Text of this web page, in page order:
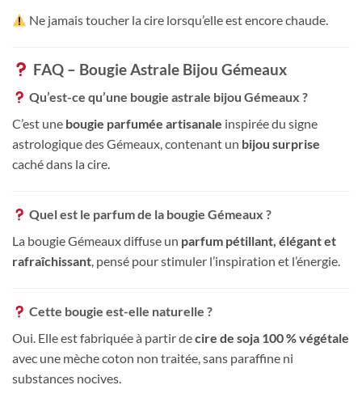
Ne jamais toucher la cire lorsqu’elle est encore chaude.
FAQ – Bougie Astrale Bijou Gémeaux
Qu’est-ce qu’une bougie astrale bijou Gémeaux ?
C’est une bougie parfumée artisanale inspirée du signe
astrologique des Gémeaux, contenant un bijou surprise
caché dans la cire.
Quel est le parfum de la bougie Gémeaux ?
La bougie Gémeaux diffuse un parfum pétillant, élégant et
rafraîchissant, pensé pour stimuler l’inspiration et l’énergie.
Cette bougie est-elle naturelle ?
Oui. Elle est fabriquée à partir decire de soja 100 % végétale
avec une mèche coton non traitée, sans paraffine ni
substances nocives.